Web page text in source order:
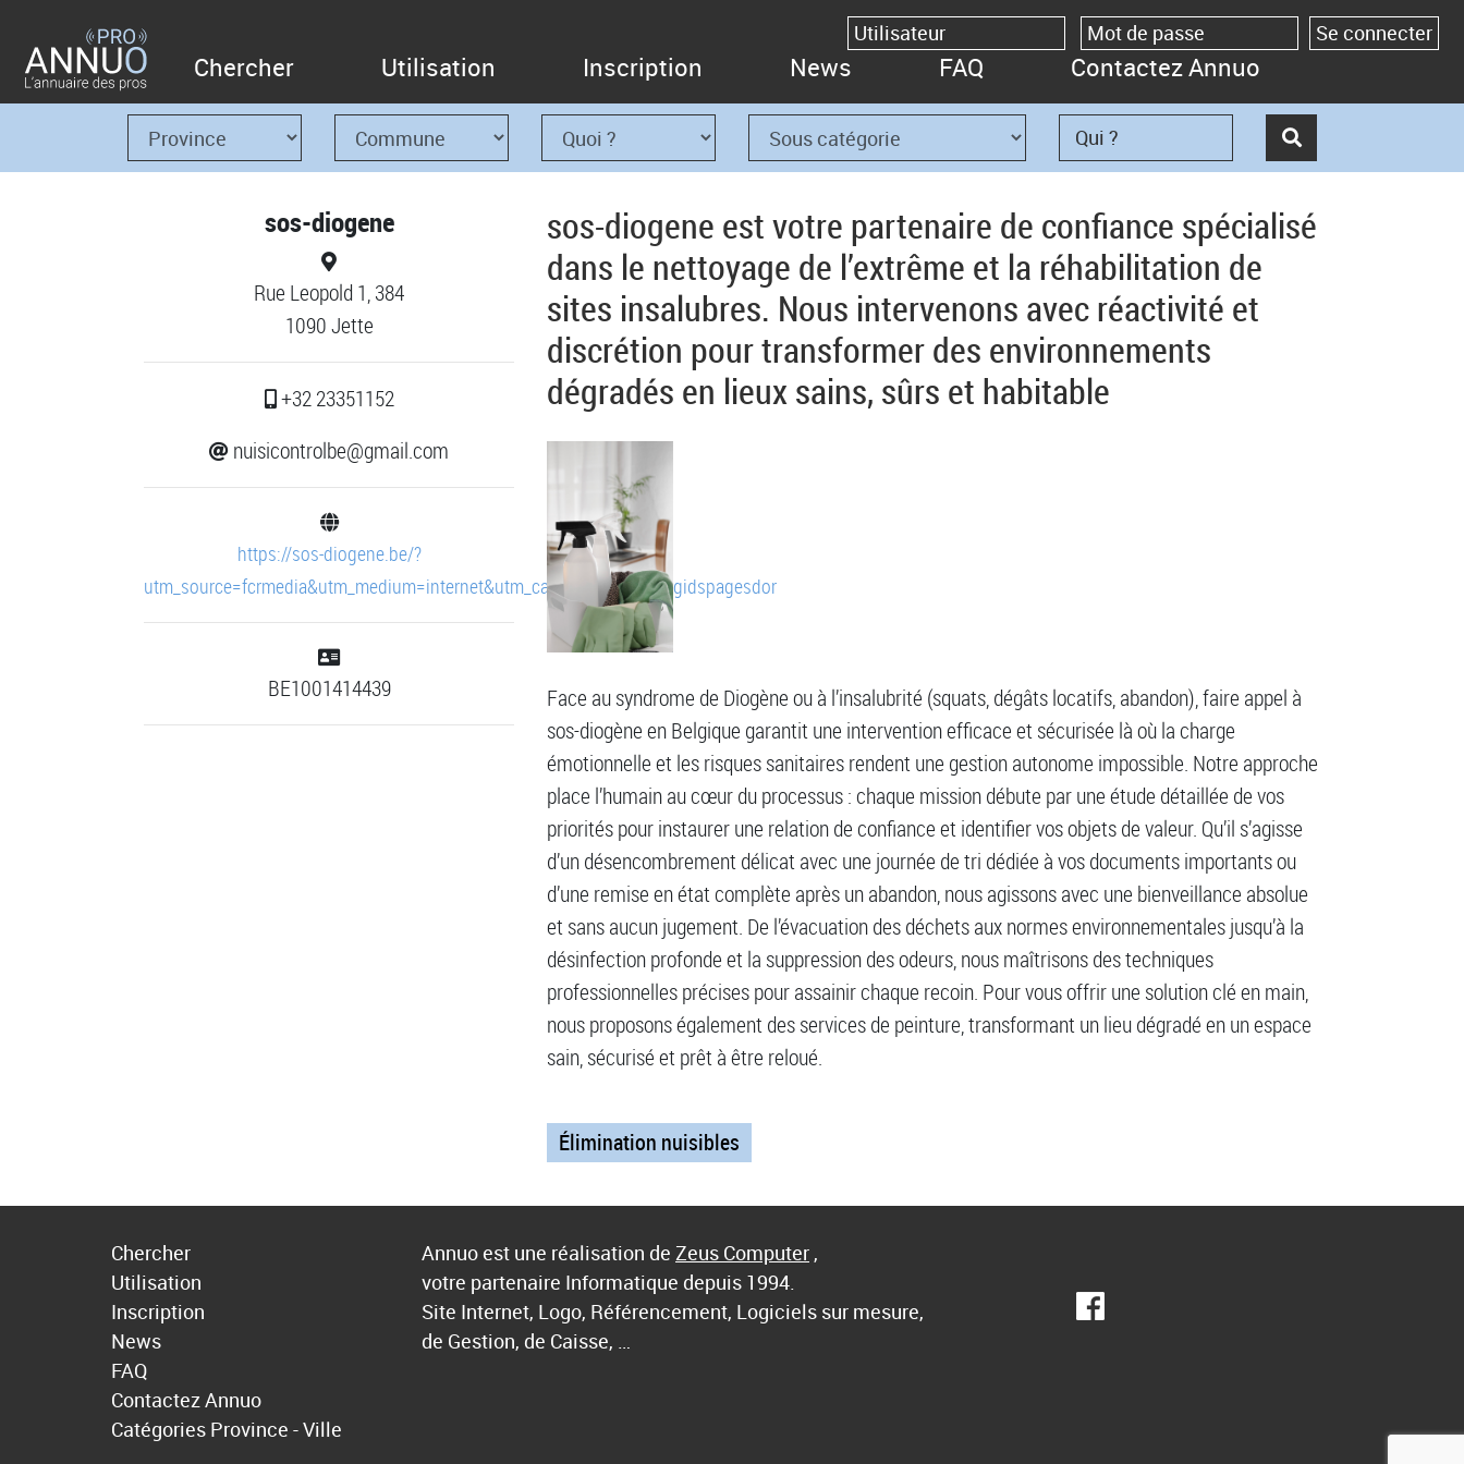
Chercher Utilisation Inscription News FAQ Contactez Annuo
sos-diogene
Rue Leopold 1, 384
1090 Jette
+32 23351152
nuisicontrolbe@gmail.com
https://sos-diogene.be/?
utm_source=fcrmedia&utm_medium=internet&utm_campaign=goudengidspagesdor
BE1001414439
sos-diogene est votre partenaire de confiance spécialisé
dans le nettoyage de l’extrême et la réhabilitation de
sites insalubres. Nous intervenons avec réactivité et
discrétion pour transformer des environnements
dégradés en lieux sains, sûrs et habitable
Face au syndrome de Diogène ou à l’insalubrité (squats, dégâts locatifs, abandon), faire appel à
sos-diogène en Belgique garantit une intervention efficace et sécurisée là où la charge
émotionnelle et les risques sanitaires rendent une gestion autonome impossible. Notre approche
place l’humain au cœur du processus : chaque mission débute par une étude détaillée de vos
priorités pour instaurer une relation de confiance et identifier vos objets de valeur. Qu’il s’agisse
d’un désencombrement délicat avec une journée de tri dédiée à vos documents importants ou
d’une remise en état complète après un abandon, nous agissons avec une bienveillance absolue
et sans aucun jugement. De l’évacuation des déchets aux normes environnementales jusqu’à la
désinfection profonde et la suppression des odeurs, nous maîtrisons des techniques
professionnelles précises pour assainir chaque recoin. Pour vous offrir une solution clé en main,
nous proposons également des services de peinture, transformant un lieu dégradé en un espace
sain, sécurisé et prêt à être reloué.
Élimination nuisibles
Chercher
Utilisation
Inscription
News
FAQ
Contactez Annuo
Catégories Province - Ville
Annuo est une réalisation de Zeus Computer ,
votre partenaire Informatique depuis 1994.
Site Internet, Logo, Référencement, Logiciels sur mesure,
de Gestion, de Caisse, …